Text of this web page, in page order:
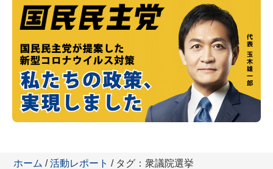
ホーム /活動レポート / タグ：衆議院選挙